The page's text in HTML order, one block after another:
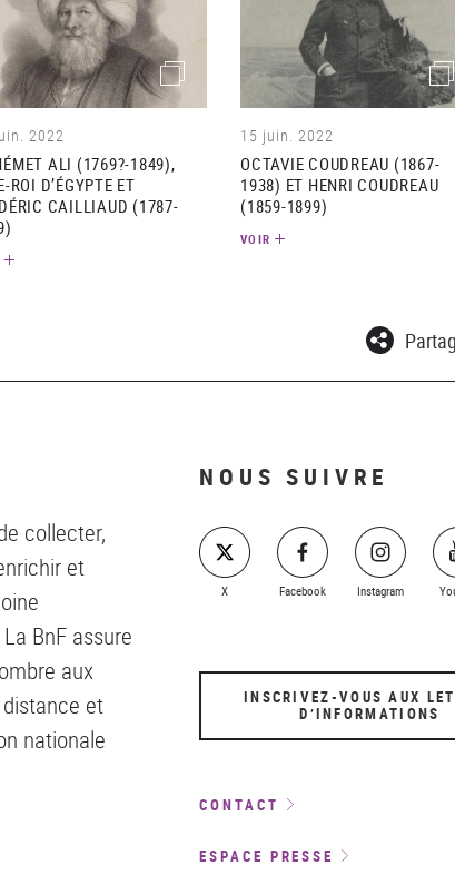
(image)
2022
ALI (1769?-1849),
ROI D’ÉGYPTE ET
CAILLIAUD (1787-
15 juin. 2022
OCTAVIE COUDREAU (1867-
1938) ET HENRI COUDREAU
(1859-1899)
VOIR
collecter,
et
BnF assure
aux
et
nationale
NOUS SUIVRE
X Facebook Instagram
INSCRIVEZ-VOUS AUX
D’INFORMATIONS
CONTACT
ESPACE PRESSE